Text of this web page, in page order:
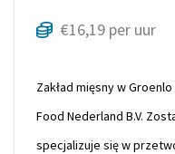
€16,19 per uur
Zakład mięsny w
Food Nederland B.V.
specjalizuje się w